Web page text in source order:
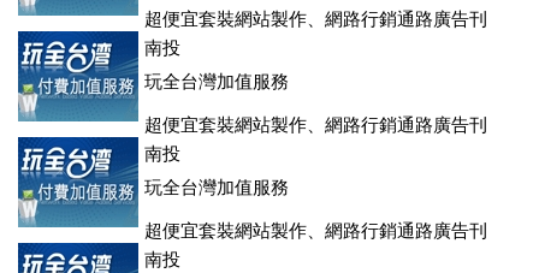
超便宜套裝網站製作、網路行銷通路廣告刊
登、訂房系統、客房委託旅行社銷售，全面優惠中....
南投
玩全台灣加值服務
超便宜套裝網站製作、網路行銷通路廣告刊
登、訂房系統、客房委託旅行社銷售，全面優惠中....
南投
玩全台灣加值服務
超便宜套裝網站製作、網路行銷通路廣告刊
登、訂房系統、客房委託旅行社銷售，全面優惠中....
南投